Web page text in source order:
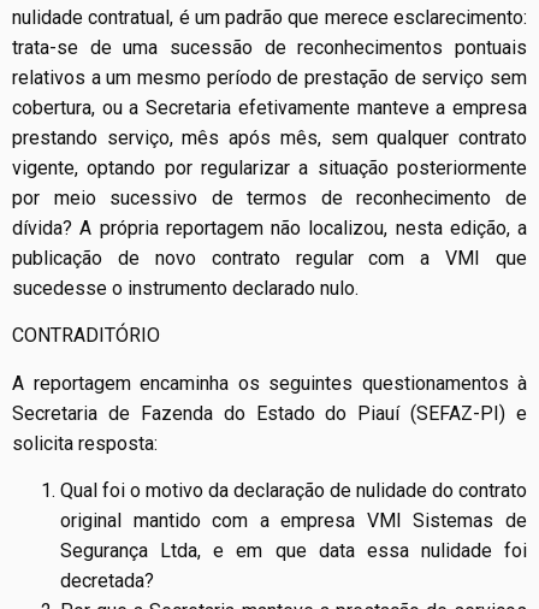
nulidade contratual, é um padrão que merece esclarecimento:
trata-se de uma sucessão de reconhecimentos pontuais
relativos a um mesmo período de prestação de serviço sem
cobertura, ou a Secretaria efetivamente manteve a empresa
prestando serviço, mês após mês, sem qualquer contrato
vigente, optando por regularizar a situação posteriormente
por meio sucessivo de termos de reconhecimento de
dívida? A própria reportagem não localizou, nesta edição, a
publicação de novo contrato regular com a VMI que
sucedesse o instrumento declarado nulo.
CONTRADITÓRIO
A reportagem encaminha os seguintes questionamentos à
Secretaria de Fazenda do Estado do Piauí (SEFAZ-PI) e
solicita resposta:
Qual foi o motivo da declaração de nulidade do contrato
original mantido com a empresa VMI Sistemas de
Segurança Ltda, e em que data essa nulidade foi
decretada?